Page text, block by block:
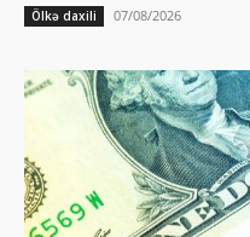
Ölkə daxili 07/08/2026